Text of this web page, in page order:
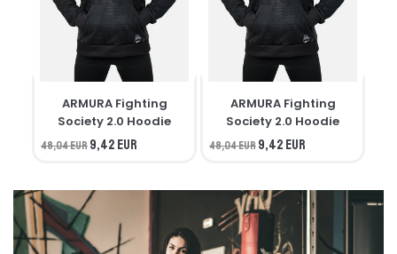
ARMURA Fighting
Society 2.0 Hoodie
48,04 EUR9,42 EUR
ARMURA Fighting
Society 2.0 Hoodie
48,04 EUR9,42 EUR